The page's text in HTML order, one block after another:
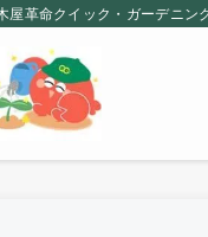
屋革命クイック・ガーデニン